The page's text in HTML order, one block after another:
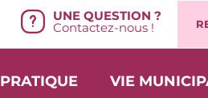
UNE QUESTION ?
Contactez-nous !
PRATIQUE VIE